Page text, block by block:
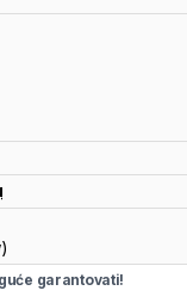
)
garantovati!